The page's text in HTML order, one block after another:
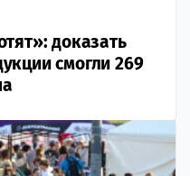
доказать
смогли 269